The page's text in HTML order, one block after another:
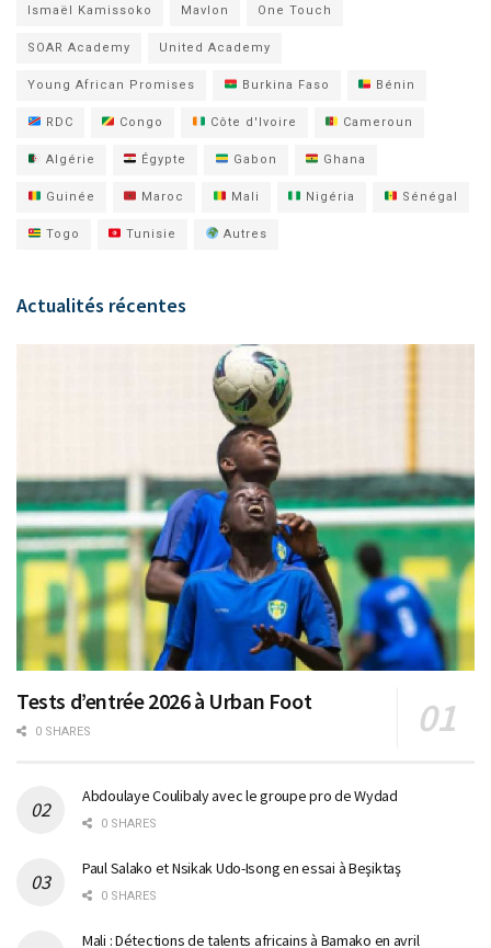
Ismaël Kamissoko Mavlon One Touch
SOAR Academy United Academy
Young African Promises Burkina Faso Bénin
RDC Congo Côte d'Ivoire Cameroun
Algérie Égypte Gabon Ghana
Guinée Maroc Mali Nigéria Sénégal
Togo Tunisie Autres
Actualités récentes
Tests d’entrée 2026 à Urban Foot
0 SHARES
Abdoulaye Coulibaly avec le groupe pro de Wydad
0 SHARES
Paul Salako et Nsikak Udo-Isong en essai à Beşiktaş
0 SHARES
Mali : Détections de talents africains à Bamako en avril